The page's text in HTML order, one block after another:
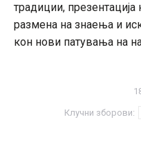
традиции,
размена на знаења и
кон нови патувања на
Клучни зборови: